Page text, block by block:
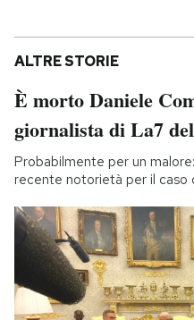
ALTRE STORIE
È morto Daniele
giornalista di La7
Probabilmente per un
recente notorietà per il caso